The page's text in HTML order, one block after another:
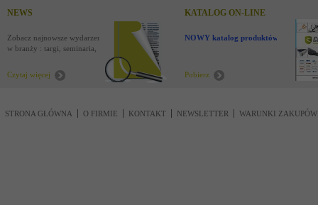
NEWS
Zobacz najnowsze wydarzenia
w branży : targi, seminaria,
Czytaj więcej
KATALOG ON-LINE
NOWY katalog produktów !
Pobierz
STRONA GŁÓWNA O FIRMIE KONTAKT NEWSLETTER WARUNKI ZAKUPÓW